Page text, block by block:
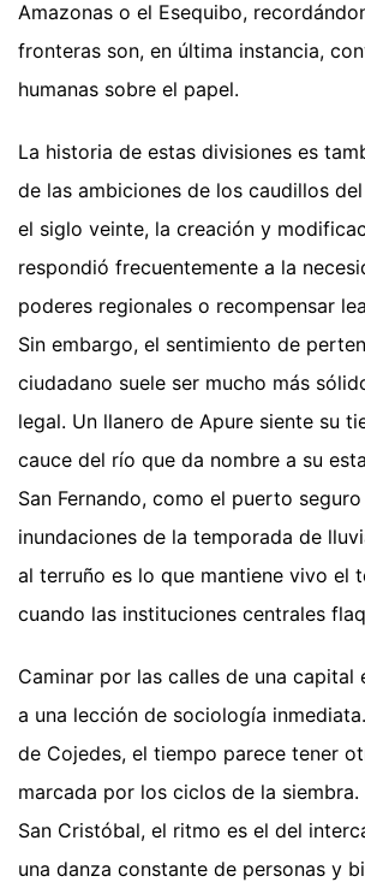
Amazonas o el Esequibo,
fronteras son, en última instancia,
humanas sobre el papel.
La historia de estas divisiones es
de las ambiciones de los caudillos
el siglo veinte, la creación y
respondió frecuentemente a la
poderes regionales o recompensar
Sin embargo, el sentimiento de
ciudadano suele ser mucho más
legal. Un llanero de Apure siente su
cauce del río que da nombre a su
San Fernando, como el puerto
inundaciones de la temporada de
al terruño es lo que mantiene vivo el
cuando las instituciones centrales
Caminar por las calles de una capital
a una lección de sociología
de Cojedes, el tiempo parece tener
marcada por los ciclos de la siembra.
San Cristóbal, el ritmo es el del
una danza constante de personas y